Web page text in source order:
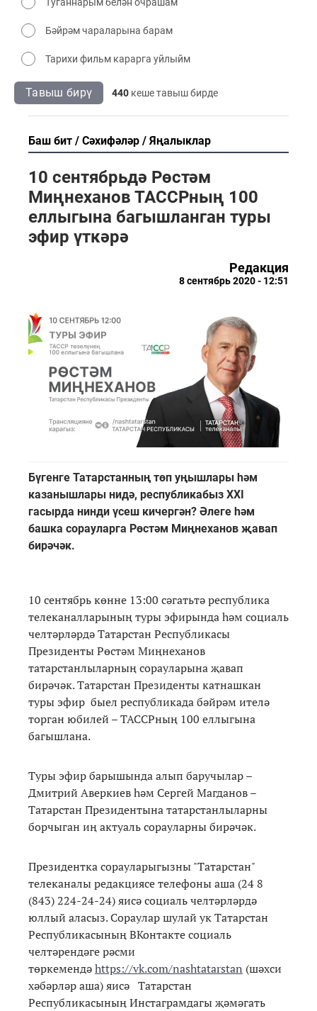
Бәйрәм чараларына барам
Тарихи фильм карарга уйлыйм
Тавыш бирү 440 кеше тавыш бирде
Баш бит Сәхифәләр Яңалыклар
10 сентябрьдә Рөстәм
Миңнеханов ТАССРның 100
еллыгына багышланган туры
эфир үткәрә
Редакция
8 сентябрь 2020 - 12:51
Бүгенге Татарстанның төп уңышлары һәм
казанышлары нидә, республикабыз XXI
гасырда нинди үсеш кичергән? Әлеге һәм
башка сорауларга Рөстәм Миңнеханов җавап
бирәчәк.
10 сентябрь көнне 13:00 сәгатьтә республика
телеканалларының туры эфирында һәм социаль
челтәрләрдә Татарстан Республикасы
Президенты Рөстәм Миңнеханов
татарстанлыларның сорауларына җавап
бирәчәк. Татарстан Президенты катнашкан
туры эфир быел республикада бәйрәм ителә
торган юбилей – ТАССРның 100 еллыгына
багышлана.
Туры эфир барышында алып баручылар –
Дмитрий Аверкиев һәм Сергей Магданов –
Татарстан Президентына татарстанлыларны
борчыган иң актуаль сорауларны бирәчәк.
Президентка сорауларыгызны "Татарстан"
телеканалы редакциясе телефоны аша (24 8
(843) 224-24-24) яисә социаль челтәрләрдә
юллый аласыз. Сораулар шулай ук Татарстан
Республикасының ВКонтакте социаль
челтәрендәге рәсми
төркемендәhttps://vk.com/nashtatarstan (шәхси
хәбәрләр аша) яисә Татарстан
Республикасының Инстаграмдагы җәмәгать